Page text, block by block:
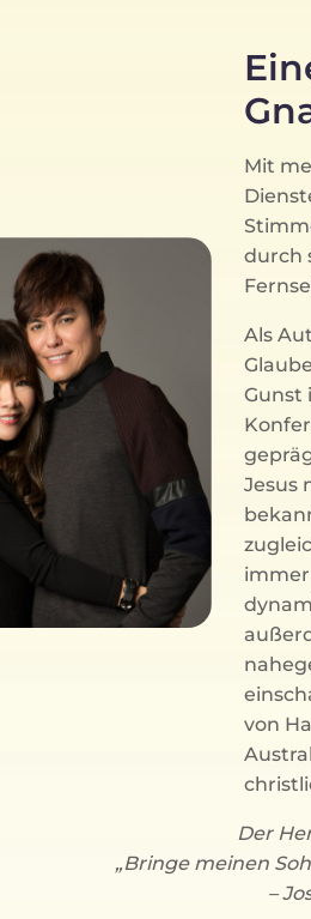
Mit
durch
Als
Gunst
Jesus
von
Der
„Bringe meinen
–